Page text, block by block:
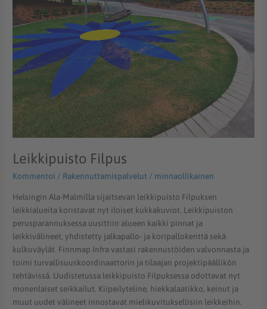
Leikkipuisto Filpus
Kommentoi / Rakennuttamispalvelut / minnaollikainen
Helsingin Ala-Malmilla sijaitsevan leikkipuisto Filpuksen
leikkialueita koristavat nyt iloiset kukkakuviot. Leikkipuiston
perusparannuksessa uusittiin alueen kaikki pinnat ja
leikkivälineet, yhdistetty jalkapallo- ja koripallokenttä sekä
kulkuväylät. Finnmap Infra vastasi rakennustöiden valvonnasta ja
toimi turvallisuuskoordinaattorin ja tilaajan projektipäällikön
tehtävissä. Uudistetussa leikkipuisto Filpuksessa odottavat nyt
monenlaiset seikkailut. Kiipeilyteline, hiekkalaatikko, keinut ja
muut uudet välineet innostavat mielikuvituksellisiin leikkeihin.